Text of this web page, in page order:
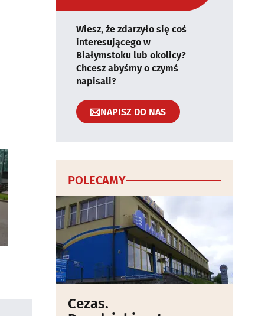
Wiesz, że zdarzyło się coś
interesującego w
Białymstoku lub okolicy?
Chcesz abyśmy o czymś
napisali?
NAPISZ DO NAS
POLECAMY
Cezas.